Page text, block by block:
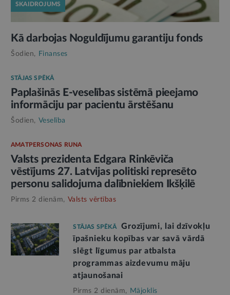
SKAIDROJUMS
Kā darbojas Noguldījumu garantiju fonds
Šodien, Finanses
STĀJAS SPĒKĀ
Paplašinās E-veselības sistēmā pieejamo
informāciju par pacientu ārstēšanu
Šodien, Veselība
AMATPERSONAS RUNA
Valsts prezidenta Edgara Rinkēviča
vēstījums 27. Latvijas politiski represēto
personu salidojuma dalībniekiem Ikšķilē
Pirms 2 dienām, Valsts vērtības
STĀJAS SPĒKĀ
Grozījumi, lai dzīvokļu
īpašnieku kopības var savā vārdā
slēgt līgumus par atbalsta
programmas aizdevumu māju
atjaunošanai
Pirms 2 dienām, Mājoklis